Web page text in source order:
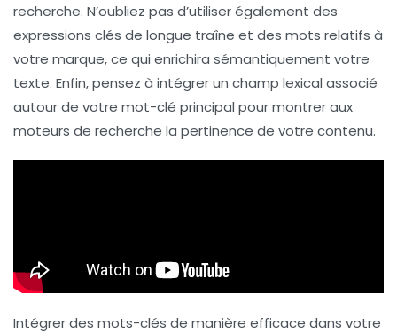
recherche. N’oubliez pas d’utiliser également des
expressions clés de longue traîne et des mots relatifs à
votre marque, ce qui enrichira sémantiquement votre
texte. Enfin, pensez à intégrer un champ lexical associé
autour de votre mot-clé principal pour montrer aux
moteurs de recherche la pertinence de votre contenu.
Intégrer des mots-clés de manière efficace dans votre